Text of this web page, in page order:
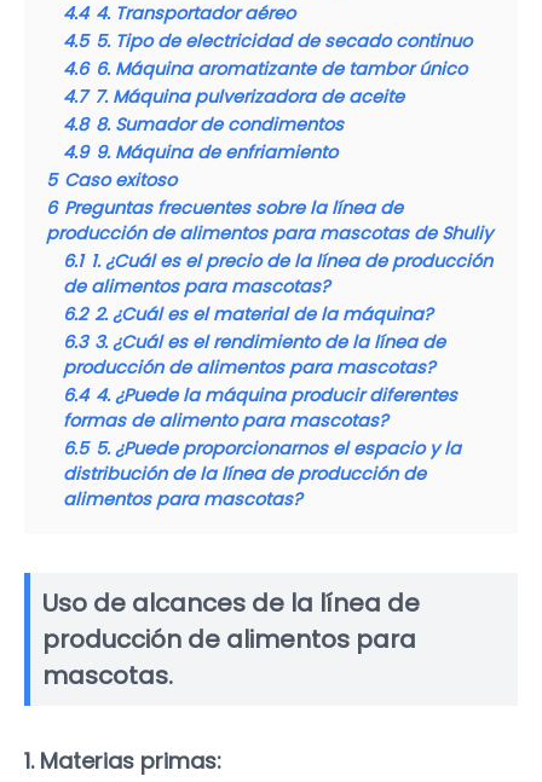
4.4 4. Transportador aéreo
4.5 5. Tipo de electricidad de secado continuo
4.6 6. Máquina aromatizante de tambor único
4.7 7. Máquina pulverizadora de aceite
4.8 8. Sumador de condimentos
4.9 9. Máquina de enfriamiento
5 Caso exitoso
6 Preguntas frecuentes sobre la línea de
producción de alimentos para mascotas de Shuliy
6.1 1. ¿Cuál es el precio de la línea de producción
de alimentos para mascotas?
6.2 2. ¿Cuál es el material de la máquina?
6.3 3. ¿Cuál es el rendimiento de la línea de
producción de alimentos para mascotas?
6.4 4. ¿Puede la máquina producir diferentes
formas de alimento para mascotas?
6.5 5. ¿Puede proporcionarnos el espacio y la
distribución de la línea de producción de
alimentos para mascotas?
Uso de alcances de la línea de
producción de alimentos para
mascotas.
1. Materias primas: